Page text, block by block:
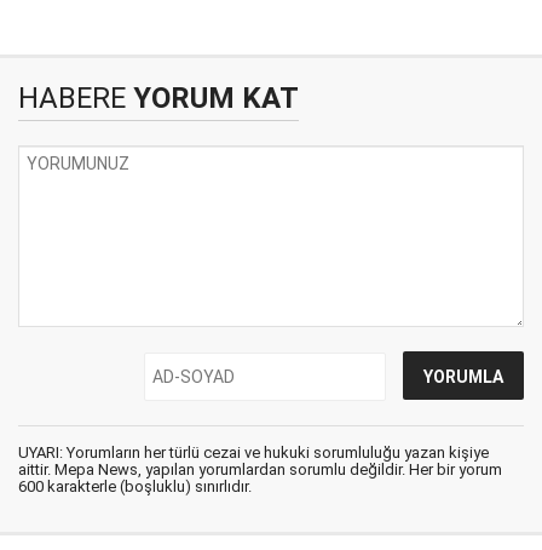
HABERE YORUM KAT
UYARI: Yorumların her türlü cezai ve hukuki sorumluluğu yazan kişiye
aittir. Mepa News, yapılan yorumlardan sorumlu değildir. Her bir yorum
600 karakterle (boşluklu) sınırlıdır.